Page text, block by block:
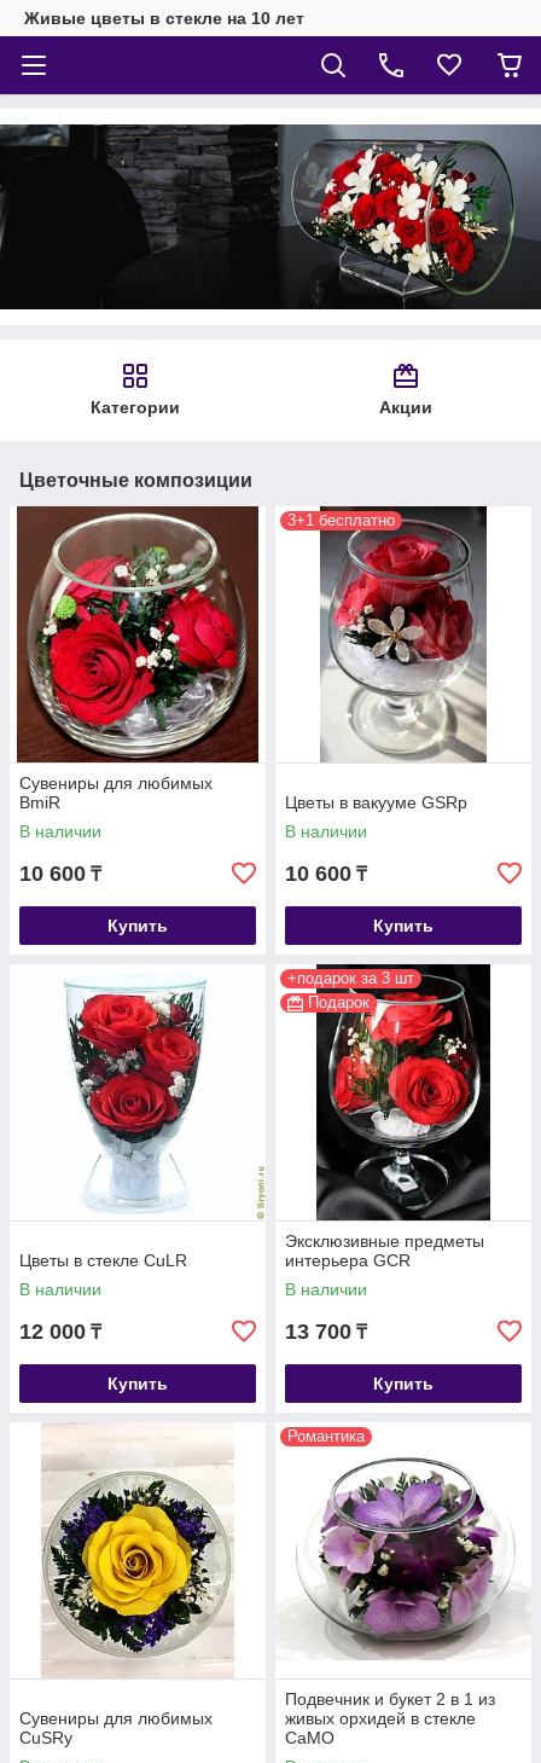
Живые цветы в стекле на 10 лет
Категории Акции
Цветочные композиции
Сувениры для любимых
BmiR
В наличии
10 600 ₸
Купить
3+1 бесплатно
Цветы в вакууме GSRp
В наличии
10 600 ₸
Купить
Цветы в стекле CuLR
В наличии
12 000 ₸
Купить
+подарок за 3 шт
Подарок
Эксклюзивные предметы
интерьера GCR
В наличии
13 700 ₸
Купить
Сувениры для любимых
CuSRy
Романтика
Подвечник и букет 2 в 1 из
живых орхидей в стекле
CaMO